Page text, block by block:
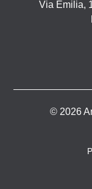
Via Emilia,
© 2026